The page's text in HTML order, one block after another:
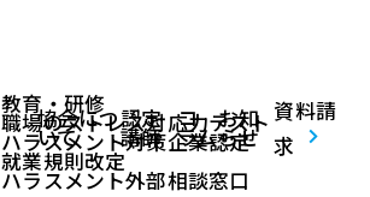
教育・研修
職場のストレス対応力テスト
ハラスメント対策企業認定
就業規則改定
ハラスメント外部相談窓口
協会につ
いて
認定
講師
コ
ラム
お知
らせ
資料請
求